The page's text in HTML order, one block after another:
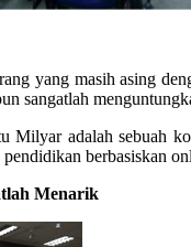
yang masih asing
sangatlah
Milyar adalah sebuah
pendidikan berbasiskan
Menarik